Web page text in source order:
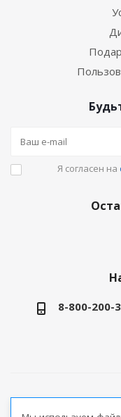
Я согласен на
8-800-200-